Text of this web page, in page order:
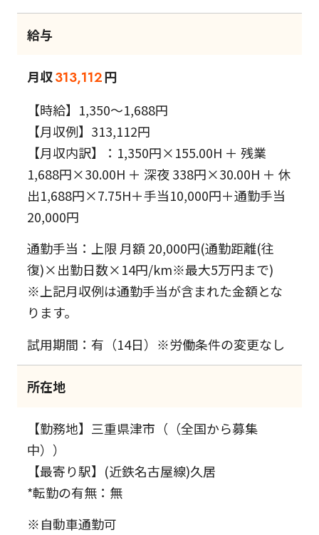
給与
月収313,112円
【時給】1,350～1,688円
【月収例】313,112円
【月収内訳】：1,350円×155.00H ＋ 残業
1,688円×30.00H ＋ 深夜 338円×30.00H ＋ 休
出1,688円×7.75H＋手当10,000円＋通勤手当
20,000円
通勤手当：上限 月額 20,000円(通勤距離(往
復)×出勤日数×14円/km※最大5万円まで)
※上記月収例は通勤手当が含まれた金額とな
ります。
試用期間：有（14日）※労働条件の変更なし
所在地
【勤務地】三重県津市（（全国から募集
中））
【最寄り駅】(近鉄名古屋線)久居
*転勤の有無：無
※自動車通勤可